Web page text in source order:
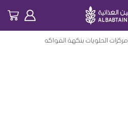
مركزات الحلويات بنكهة الفواكه